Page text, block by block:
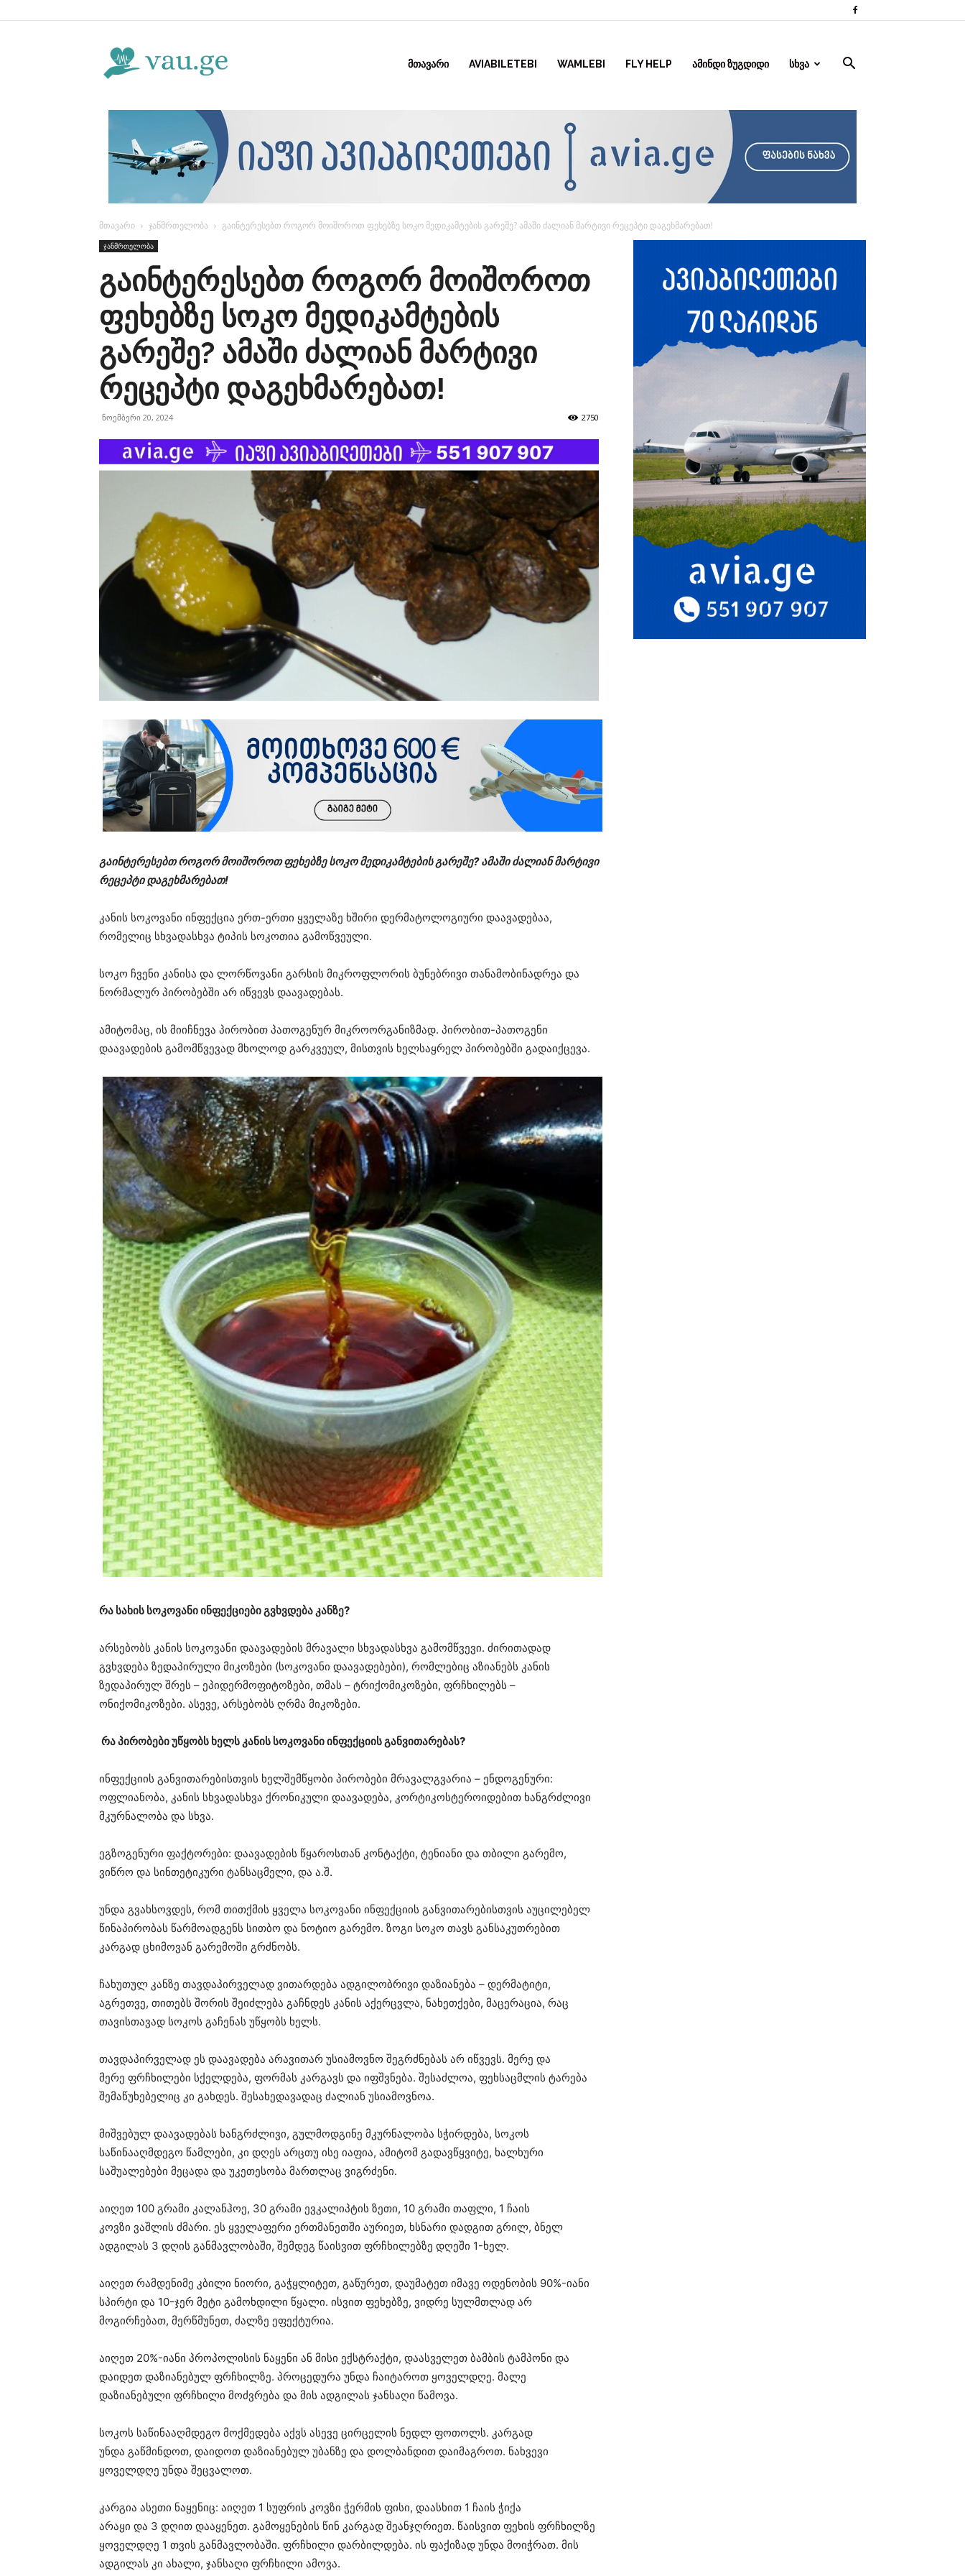
ᲛᲗᲐᲕᲐᲠᲘ AVIABILETEBI WAMLEBI FLY HELP ᲐᲛᲘᲜᲓᲘ ᲖᲣᲒᲓᲘᲓᲘ ᲡᲮᲕᲐ
მთავარი ჯანმრთელობა გაინტერესებთ როგორ მოიშოროთ ფეხებზე სოკო მედიკამტების გარეშე? ამაში ძალიან მარტივი რეცეპტი დაგეხმარებათ!
ჯანმრთელობა
გაინტერესებთ როგორ მოიშოროთ
ფეხებზე სოკო მედიკამტების
გარეშე? ამაში ძალიან მარტივი
რეცეპტი დაგეხმარებათ!
ნოემბერი 20, 2024 2750
გაინტერესებთ როგორ მოიშოროთ ფეხებზე სოკო მედიკამტების გარეშე? ამაში ძალიან მარტივი
რეცეპტი დაგეხმარებათ!
კანის სოკოვანი ინფექცია ერთ-ერთი ყველაზე ხშირი დერმატოლოგიური დაავადებაა,
რომელიც სხვადასხვა ტიპის სოკოთია გამოწვეული.
სოკო ჩვენი კანისა და ლორწოვანი გარსის მიკროფლორის ბუნებრივი თანამობინადრეა და
ნორმალურ პირობებში არ იწვევს დაავადებას.
ამიტომაც, ის მიიჩნევა პირობით პათოგენურ მიკროორგანიზმად. პირობით-პათოგენი
დაავადების გამომწვევად მხოლოდ გარკვეულ, მისთვის ხელსაყრელ პირობებში გადაიქცევა.
რა სახის სოკოვანი ინფექციები გვხვდება კანზე?
არსებობს კანის სოკოვანი დაავადების მრავალი სხვადასხვა გამომწვევი. ძირითადად
გვხვდება ზედაპირული მიკოზები (სოკოვანი დაავადებები), რომლებიც აზიანებს კანის
ზედაპირულ შრეს – ეპიდერმოფიტოზები, თმას – ტრიქომიკოზები, ფრჩხილებს –
ონიქომიკოზები. ასევე, არსებობს ღრმა მიკოზები.
რა პირობები უწყობს ხელს კანის სოკოვანი ინფექციის განვითარებას?
ინფექციის განვითარებისთვის ხელშემწყობი პირობები მრავალგვარია – ენდოგენური:
ოფლიანობა, კანის სხვადასხვა ქრონიკული დაავადება, კორტიკოსტეროიდებით ხანგრძლივი
მკურნალობა და სხვა.
ეგზოგენური ფაქტორები: დაავადების წყაროსთან კონტაქტი, ტენიანი და თბილი გარემო,
ვიწრო და სინთეტიკური ტანსაცმელი, და ა.შ.
უნდა გვახსოვდეს, რომ თითქმის ყველა სოკოვანი ინფექციის განვითარებისთვის აუცილებელ
წინაპირობას წარმოადგენს სითბო და ნოტიო გარემო. ზოგი სოკო თავს განსაკუთრებით
კარგად ცხიმოვან გარემოში გრძნობს.
ჩახუთულ კანზე თავდაპირველად ვითარდება ადგილობრივი დაზიანება – დერმატიტი,
აგრეთვე, თითებს შორის შეიძლება გაჩნდეს კანის აქერცვლა, ნახეთქები, მაცერაცია, რაც
თავისთავად სოკოს გაჩენას უწყობს ხელს.
თავდაპირველად ეს დაავადება არავითარ უსიამოვნო შეგრძნებას არ იწვევს. მერე და
მერე ფრჩხილები სქელდება, ფორმას კარგავს და იფშვნება. შესაძლოა, ფეხსაცმლის ტარება
შემაწუხებელიც კი გახდეს. შესახედავადაც ძალიან უსიამოვნოა.
მიშვებულ დაავადებას ხანგრძლივი, გულმოდგინე მკურნალობა სჭირდება, სოკოს
საწინააღმდეგო წამლები, კი დღეს არცთუ ისე იაფია, ამიტომ გადავწყვიტე, ხალხური
საშუალებები მეცადა და უკეთესობა მართლაც ვიგრძენი.
აიღეთ 100 გრამი კალანჰოე, 30 გრამი ევკალიპტის ზეთი, 10 გრამი თაფლი, 1 ჩაის
კოვზი ვაშლის ძმარი. ეს ყველაფერი ერთმანეთში აურიეთ, ხსნარი დადგით გრილ, ბნელ
ადგილას 3 დღის განმავლობაში, შემდეგ წაისვით ფრჩხილებზე დღეში 1-ხელ.
აიღეთ რამდენიმე კბილი ნიორი, გაჭყლიტეთ, გაწურეთ, დაუმატეთ იმავე ოდენობის 90%-იანი
სპირტი და 10-ჯერ მეტი გამოხდილი წყალი. ისვით ფეხებზე, ვიდრე სულმთლად არ
მოგირჩებათ, მერწმუნეთ, ძალზე ეფექტურია.
აიღეთ 20%-იანი პროპოლისის ნაყენი ან მისი ექსტრაქტი, დაასველეთ ბამბის ტამპონი და
დაიდეთ დაზიანებულ ფრჩხილზე. პროცედურა უნდა ჩაიტაროთ ყოველდღე. მალე
დაზიანებული ფრჩხილი მოძვრება და მის ადგილას ჯანსაღი წამოვა.
სოკოს საწინააღმდეგო მოქმედება აქვს ასევე ცირცელის ნედლ ფოთოლს. კარგად
უნდა გაწმინდოთ, დაიდოთ დაზიანებულ უბანზე და დოლბანდით დაიმაგროთ. ნახვევი
ყოველდღე უნდა შეცვალოთ.
კარგია ასეთი ნაყენიც: აიღეთ 1 სუფრის კოვზი ჭერმის ფისი, დაასხით 1 ჩაის ჭიქა
არაყი და 3 დღით დააყენეთ. გამოყენების წინ კარგად შეანჯღრიეთ. წაისვით ფეხის ფრჩხილზე
ყოველდღე 1 თვის განმავლობაში. ფრჩხილი დარბილდება. ის ფაქიზად უნდა მოიჭრათ. მის
ადგილას კი ახალი, ჯანსაღი ფრჩხილი ამოვა.